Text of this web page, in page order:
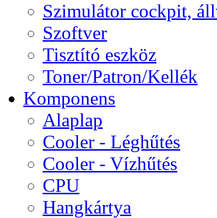
Szimulátor cockpit,
Szoftver
Tisztító eszköz
Toner/Patron/Kellék
Komponens
Alaplap
Cooler - Léghűtés
Cooler - Vízhűtés
CPU
Hangkártya